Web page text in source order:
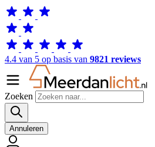
4.4 van 5 op basis van 9821 reviews
Zoeken
Annuleren